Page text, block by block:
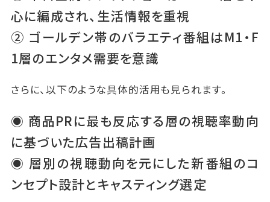
心に編成され、生活情報を重視
② ゴールデン帯のバラエティ番組はM1・F
1層のエンタメ需要を意識
さらに、以下のような具体的活用も見られます。
◉ 商品PRに最も反応する層の視聴率動向
に基づいた広告出稿計画
◉ 層別の視聴動向を元にした新番組のコ
ンセプト設計とキャスティング選定